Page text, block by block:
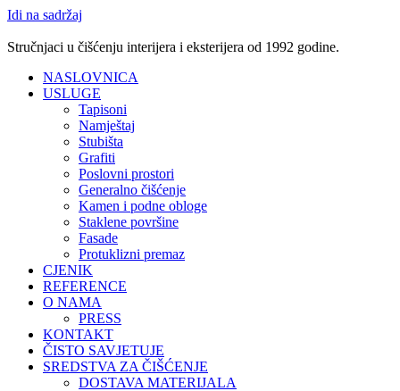
Idi na sadržaj
Stručnjaci u čišćenju interijera i eksterijera od 1992 godine.
NASLOVNICA
USLUGE
Tapisoni
Namještaj
Stubišta
Grafiti
Poslovni prostori
Generalno čišćenje
Kamen i podne obloge
Staklene površine
Fasade
Protuklizni premaz
CJENIK
REFERENCE
O NAMA
PRESS
KONTAKT
ČISTO SAVJETUJE
SREDSTVA ZA ČIŠĆENJE
DOSTAVA MATERIJALA